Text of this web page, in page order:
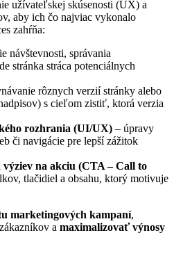
užívateľskej skúsenosti (UX) a
aby ich čo najviac vykonalo
zahŕňa:
návštevnosti, správania
stránka stráca potenciálnych
rôznych verzií stránky alebo
s cieľom zistiť, ktorá verzia
rozhrania (UI/UX) – úpravy
či navigácie pre lepší zážitok
na akciu (CTA – Call to
tlačidiel a obsahu, ktorý motivuje
marketingových kampaní,
a maximalizovať výnosy